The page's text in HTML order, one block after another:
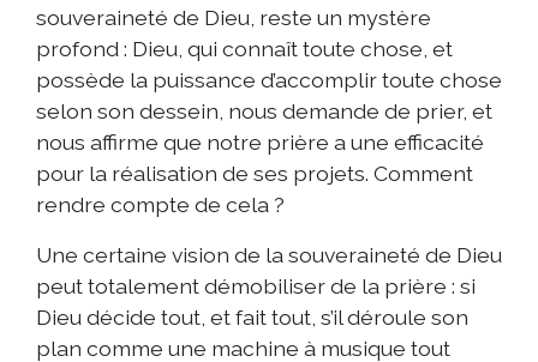
souveraineté de Dieu, reste un mystère
profond : Dieu, qui connaît toute chose, et
possède la puissance d’accomplir toute chose
selon son dessein, nous demande de prier, et
nous affirme que notre prière a une efficacité
pour la réalisation de ses projets. Comment
rendre compte de cela ?
Une certaine vision de la souveraineté de Dieu
peut totalement démobiliser de la prière : si
Dieu décide tout, et fait tout, s’il déroule son
plan comme une machine à musique tout